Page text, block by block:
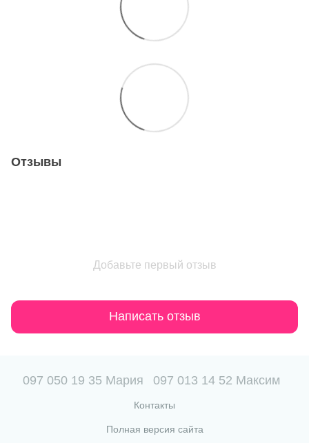
Отзывы
Добавьте первый отзыв
Написать отзыв
097 050 19 35 Мария 097 013 14 52 Максим
Контакты
Полная версия сайта